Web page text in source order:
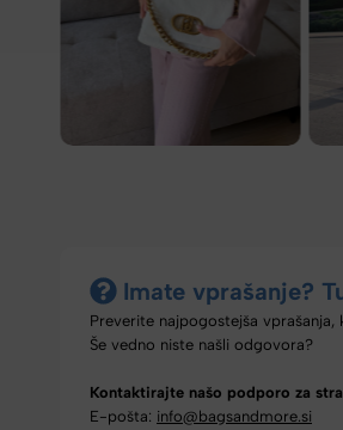
Imate vprašanje?
Preverite najpogostejša
Še vedno niste našli odgovora?
Kontaktirajte našo podporo za
E-pošta: info@bagsandmore.si